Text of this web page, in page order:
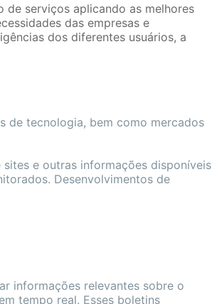
serviços aplicando as melhores
das empresas e
dos diferentes usuários, a
de tecnologia, bem como mercados
e outras informações disponíveis
Desenvolvimentos de
informações relevantes sobre o
tempo real. Esses boletins